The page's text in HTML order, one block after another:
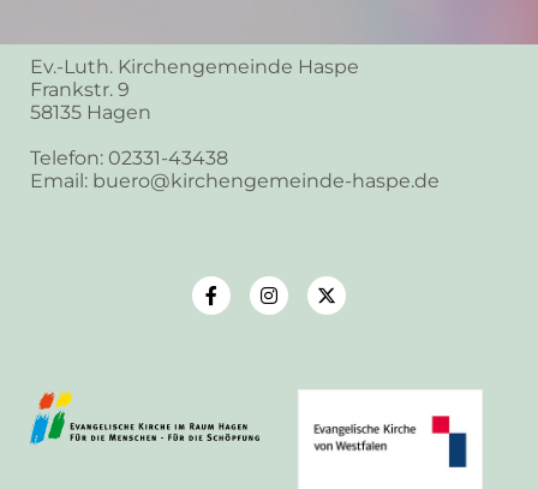
Ev.-Luth. Kirchengemeinde Haspe
Frankstr. 9
58135 Hagen
Telefon: 02331-43438
Email: buero@kirchengemeinde-haspe.de